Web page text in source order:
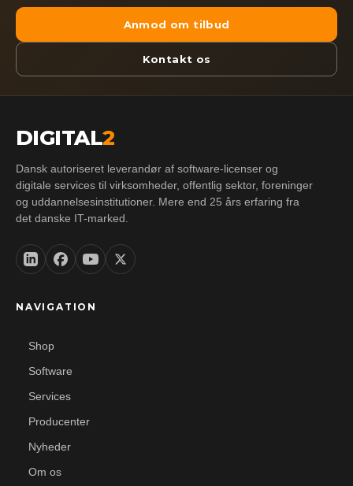
Anmod om tilbud
Kontakt os
DIGITAL2
Dansk autoriseret leverandør af software-licenser og
digitale services til virksomheder, offentlig sektor, foreninger
og uddannelsesinstitutioner. Mere end 25 års erfaring fra
det danske IT-marked.
NAVIGATION
Shop
Software
Services
Producenter
Nyheder
Om os